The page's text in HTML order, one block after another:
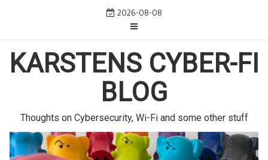
content
2026-08-08
KARSTENS CYBER-FI
BLOG
Thoughts on Cybersecurity, Wi-Fi and some other stuff